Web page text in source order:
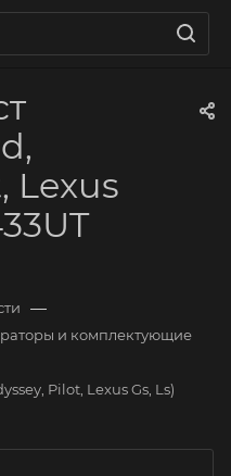
Lexus
—
и комплектующие
Pilot, Lexus Gs, Ls)